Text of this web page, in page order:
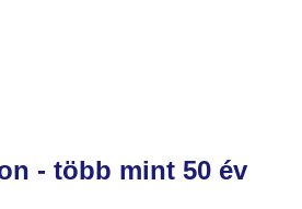
- több mint 50 év